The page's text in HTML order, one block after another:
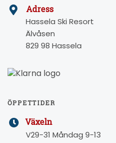
Adress
Hassela Ski Resort
Älvåsen
829 98 Hassela
ÖPPETTIDER
Växeln
V29-31 Måndag 9-13